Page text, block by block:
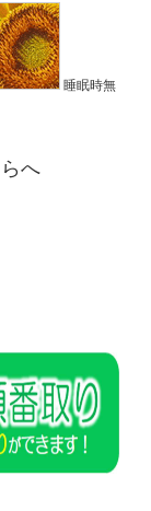
睡眠時無
へ